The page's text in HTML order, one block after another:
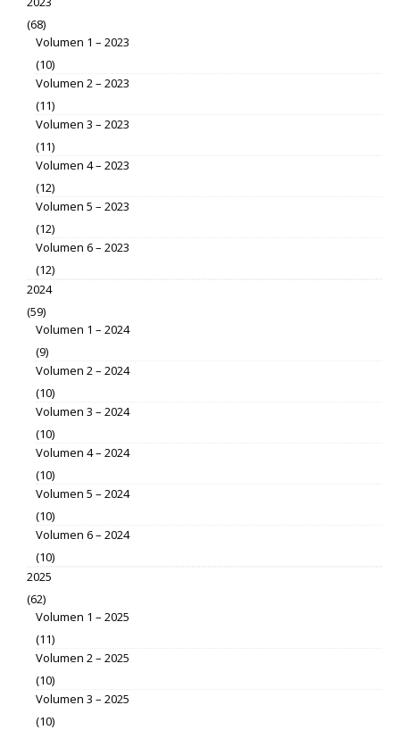
(68)
Volumen 1 – 2023
(10)
Volumen 2 – 2023
(11)
Volumen 3 – 2023
(11)
Volumen 4 – 2023
(12)
Volumen 5 – 2023
(12)
Volumen 6 – 2023
(12)
2024
(59)
Volumen 1 – 2024
(9)
Volumen 2 – 2024
(10)
Volumen 3 – 2024
(10)
Volumen 4 – 2024
(10)
Volumen 5 – 2024
(10)
Volumen 6 – 2024
(10)
2025
(62)
Volumen 1 – 2025
(11)
Volumen 2 – 2025
(10)
Volumen 3 – 2025
(10)